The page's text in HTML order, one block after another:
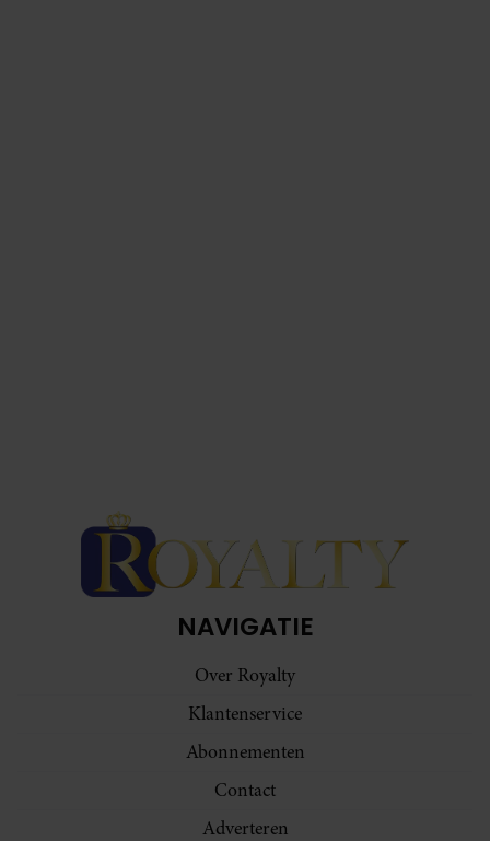
NAVIGATIE
Over Royalty
Klantenservice
Abonnementen
Contact
Adverteren